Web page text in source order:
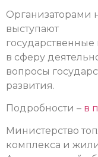
Организаторами
выступают
в сферу
вопросы
развития.
Подробности – в
Министерство
комплекса и